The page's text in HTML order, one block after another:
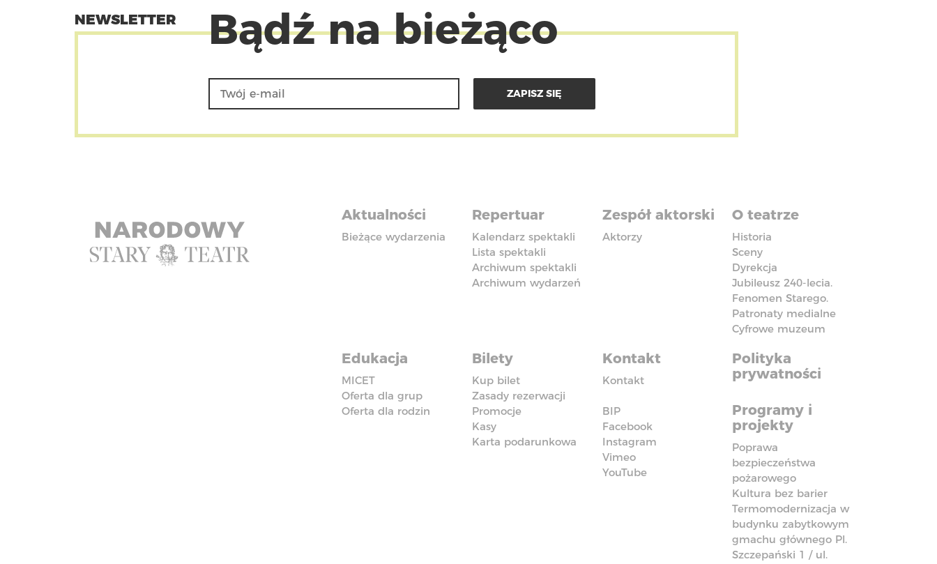
NEWSLETTER Bądź na bieżąco
Aktualności
Bieżące wydarzenia
Repertuar
Kalendarz spektakli
Lista spektakli
Archiwum spektakli
Archiwum wydarzeń
Zespół aktorski
Aktorzy
O teatrze
Historia
Sceny
Dyrekcja
Jubileusz 240-lecia.
Fenomen Starego.
Patronaty medialne
Cyfrowe muzeum
Edukacja
MICET
Oferta dla grup
Oferta dla rodzin
Bilety
Kup bilet
Zasady rezerwacji
Promocje
Kasy
Karta podarunkowa
Kontakt
Kontakt
BIP
Facebook
Instagram
Vimeo
YouTube
Polityka
prywatności
Programy i
projekty
Poprawa
bezpieczeństwa
pożarowego
Kultura bez barier
Termomodernizacja w
budynku zabytkowym
gmachu głównego Pl.
Szczepański 1 / ul.